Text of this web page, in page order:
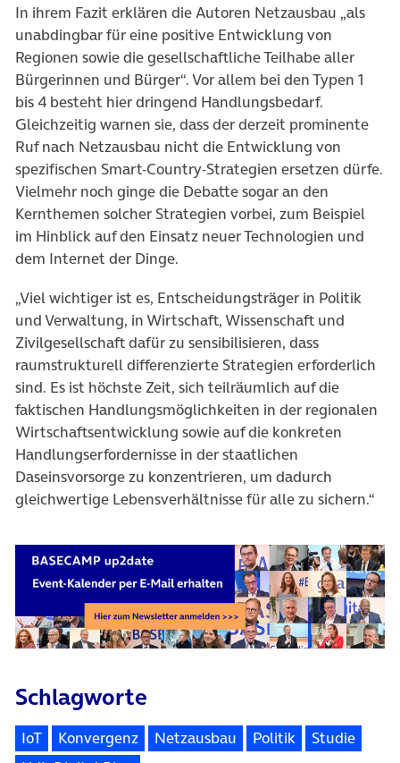
In ihrem Fazit erklären die Autoren Netzausbau „als
unabdingbar für eine positive Entwicklung von
Regionen sowie die gesellschaftliche Teilhabe aller
Bürgerinnen und Bürger“. Vor allem bei den Typen 1
bis 4 besteht hier dringend Handlungsbedarf.
Gleichzeitig warnen sie, dass der derzeit prominente
Ruf nach Netzausbau nicht die Entwicklung von
spezifischen Smart-Country-Strategien ersetzen dürfe.
Vielmehr noch ginge die Debatte sogar an den
Kernthemen solcher Strategien vorbei, zum Beispiel
im Hinblick auf den Einsatz neuer Technologien und
dem Internet der Dinge.
„Viel wichtiger ist es, Entscheidungsträger in Politik
und Verwaltung, in Wirtschaft, Wissenschaft und
Zivilgesellschaft dafür zu sensibilisieren, dass
raumstrukturell differenzierte Strategien erforderlich
sind. Es ist höchste Zeit, sich teilräumlich auf die
faktischen Handlungsmöglichkeiten in der regionalen
Wirtschaftsentwicklung sowie auf die konkreten
Handlungserfordernisse in der staatlichen
Daseinsvorsorge zu konzentrieren, um dadurch
gleichwertige Lebensverhältnisse für alle zu sichern.“
Schlagworte
IoT Konvergenz Netzausbau Politik
Studie